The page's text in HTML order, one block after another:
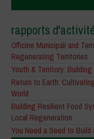
rapports
Officine Municipali and
Regenerating Territories
Youth & Territory:
Return to Earth:
World
Building Resilient Food
Local Regeneration
You Need a Seed to